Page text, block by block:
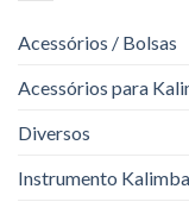
Acessórios / Bolsas
Acessórios para
Diversos
Instrumento Kalimba